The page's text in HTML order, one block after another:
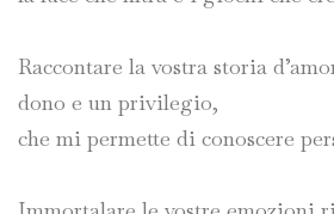
Raccontare la vostra storia
dono e un privilegio,
che mi permette di conoscere